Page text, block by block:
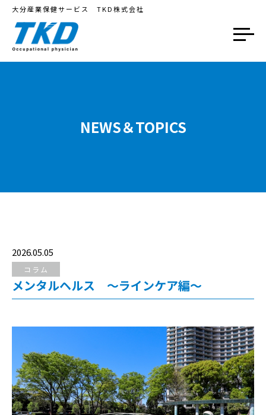
大分産業保健サービス TKD株式会社
NEWS＆TOPICS
2026.05.05
コラム
メンタルヘルス ～ラインケア編～